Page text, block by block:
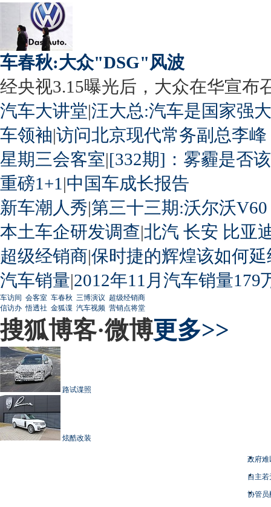
车春秋:大众"DSG"风波
经央视3.15曝光后，大众在华宣布
汽车大讲堂|汪大总:汽车是国家强
车领袖|访问北京现代常务副总李峰
星期三会客室|[332期]：雾霾是否
重磅1+1 |中国车成长报告
新车潮人秀|第三十三期:沃尔沃
本土车企研发调查|北汽 长安 比亚
超级经销商|保时捷的辉煌该如何延
汽车销量|2012年11月汽车销量179
车访间 会客室 车春秋 三博演议 超级经销商
信访办 悟透社 金狐谍 汽车视频 营销点将堂
搜狐博客·微博更多>>
路试谍照
炫酷改装
政府难
自主
协管员